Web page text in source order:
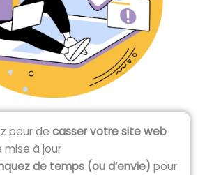
peur de casser votre site web
mise à jour
de temps (ou d’envie) pour